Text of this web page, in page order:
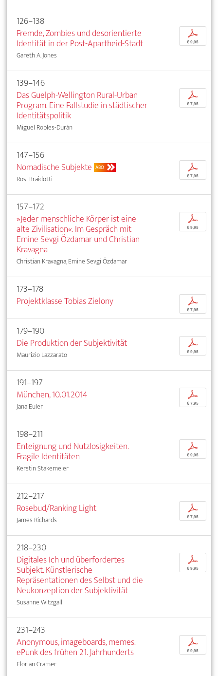
126–138
Fremde, Zombies und desorientierte
Identität in der Post-Apartheid-Stadt
Gareth A. Jones
p
€ 9,95
139–146
Das Guelph-Wellington Rural-Urban
Program. Eine Fallstudie in städtischer
Identitätspolitik
Miguel Robles-Durán
p
€ 7,95
147–156
Nomadische Subjekte ABO
Rosi Braidotti
p
€ 7,95
157–172
»Jeder menschliche Körper ist eine
alte Zivilisation«. Im Gespräch mit
Emine Sevgi Özdamar und Christian
Kravagna
Christian Kravagna, Emine Sevgi Özdamar
p
€ 9,95
173–178
Projektklasse Tobias Zielony
p
€ 7,95
179–190
Die Produktion der Subjektivität
Maurizio Lazzarato
p
€ 9,95
191–197
München, 10.01.2014
Jana Euler
p
€ 7,95
198–211
Enteignung und Nutzlosigkeiten.
Fragile Identitäten
Kerstin Stakemeier
p
€ 9,95
212–217
Rosebud/Ranking Light
James Richards
p
€ 7,95
218–230
Digitales Ich und überfordertes
Subjekt. Künstlerische
Repräsentationen des Selbst und die
Neukonzeption der Subjektivität
Susanne Witzgall
p
€ 9,95
231–243
Anonymous, imageboards, memes.
ePunk des frühen 21. Jahrhunderts
Florian Cramer
p
€ 9,95